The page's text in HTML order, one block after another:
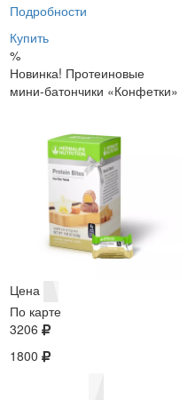
Подробности
Купить
%
Новинка! Протеиновые
мини-батончики «Конфетки»
Цена
По карте
3206
1800